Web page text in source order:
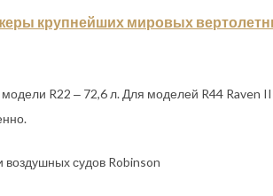
крупнейших мировых
R22 ‒ 72,6 л. Для моделей R44 Raven II
воздушных судов Robinson